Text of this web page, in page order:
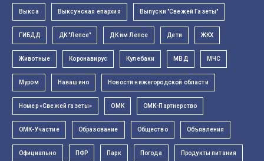
Выкса Выксунская епархия Выпуски "Свежей Газеты"
ГИБДД ДК "Лепсе" ДК им Лепсе Дети ЖКХ
Животные Коронавирус Кулебаки МВД МЧС
Муром Навашино Новости нижегородской области
Номер «Свежей газеты» ОМК ОМК-Партнерство
ОМК-Участие Образование Общество Объявления
Официально ПФР Парк Погода Продукты питания